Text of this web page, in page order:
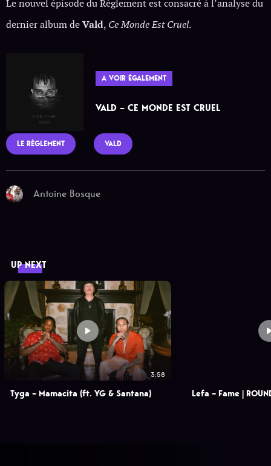
Le nouvel épisode du Règlement est consacré à l’analyse du
dernier album deVald, Ce Monde Est Cruel.
A VOIR ÉGALEMENT
VALD – CE MONDE EST CRUEL
LE RÈGLEMENT VALD
Antoine Bosque
UP NEXT
3:58
Tyga – Mamacita (ft. YG & Santana) Lefa – Fame |